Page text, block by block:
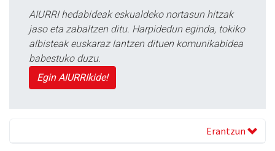
AIURRI hedabideak eskualdeko nortasun hitzak
jaso eta zabaltzen ditu. Harpidedun eginda, tokiko
albisteak euskaraz lantzen dituen komunikabidea
babestuko duzu.
Egin AIURRIkide!
Erantzun